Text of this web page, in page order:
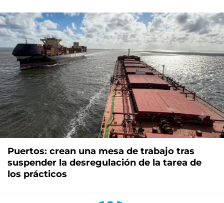
Puertos: crean una mesa de trabajo tras
suspender la desregulación de la tarea de
los prácticos